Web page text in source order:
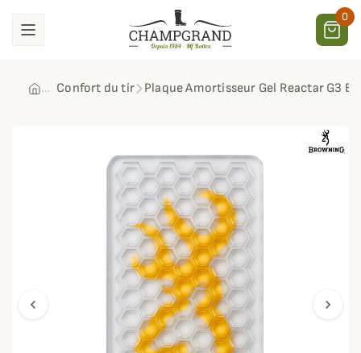
0
Confort du tir Plaque Amortisseur Gel Reactar G3
chevron_left chevron_right